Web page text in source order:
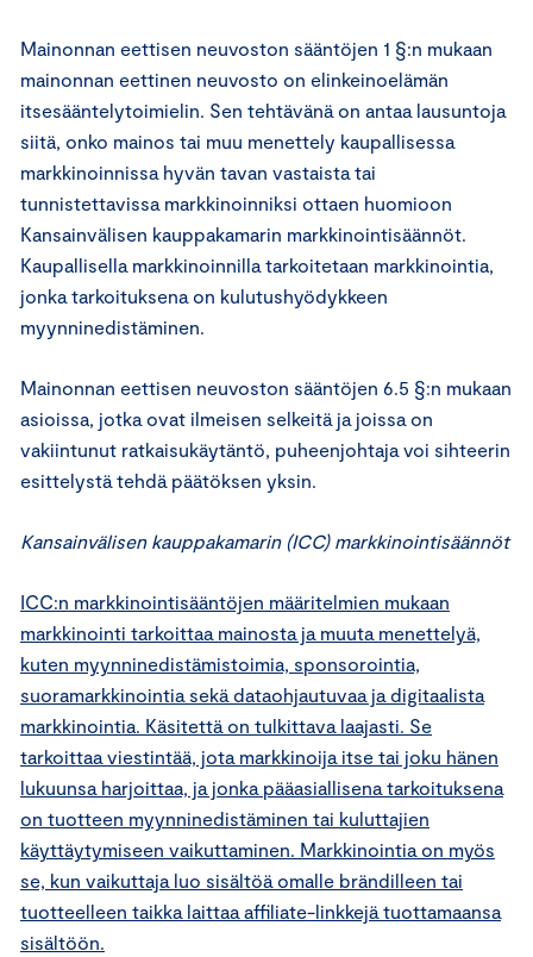
Mainonnan eettisen neuvoston sääntöjen 1 §:n mukaan
mainonnan eettinen neuvosto on elinkeinoelämän
itsesääntelytoimielin. Sen tehtävänä on antaa lausuntoja
siitä, onko mainos tai muu menettely kaupallisessa
markkinoinnissa hyvän tavan vastaista tai
tunnistettavissa markkinoinniksi ottaen huomioon
Kansainvälisen kauppakamarin markkinointisäännöt.
Kaupallisella markkinoinnilla tarkoitetaan markkinointia,
jonka tarkoituksena on kulutushyödykkeen
myynninedistäminen.
Mainonnan eettisen neuvoston sääntöjen 6.5 §:n mukaan
asioissa, jotka ovat ilmeisen selkeitä ja joissa on
vakiintunut ratkaisukäytäntö, puheenjohtaja voi sihteerin
esittelystä tehdä päätöksen yksin.
Kansainvälisen kauppakamarin (ICC) markkinointisäännöt
ICC:n markkinointisääntöjen määritelmien mukaan
markkinointi tarkoittaa mainosta ja muuta menettelyä,
kuten myynninedistämistoimia, sponsorointia,
suoramarkkinointia sekä dataohjautuvaa ja digitaalista
markkinointia. Käsitettä on tulkittava laajasti. Se
tarkoittaa viestintää, jota markkinoija itse tai joku hänen
lukuunsa harjoittaa, ja jonka pääasiallisena tarkoituksena
on tuotteen myynninedistäminen tai kuluttajien
käyttäytymiseen vaikuttaminen. Markkinointia on myös
se, kun vaikuttaja luo sisältöä omalle brändilleen tai
tuotteelleen taikka laittaa affiliate-linkkejä tuottamaansa
sisältöön.